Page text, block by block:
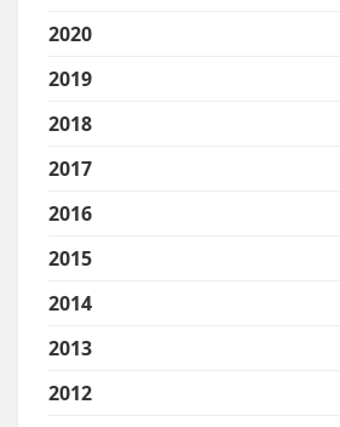
2020
2019
2018
2017
2016
2015
2014
2013
2012